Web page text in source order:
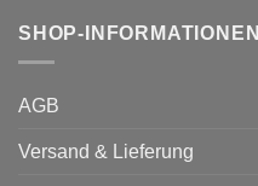
SHOP-INFORMATIONEN
AGB
Versand & Lieferung